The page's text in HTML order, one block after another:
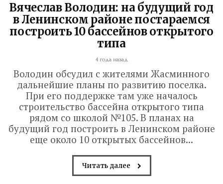
Вячеслав Володин: на будущий год
в Ленинском районе постараемся
построить 10 бассейнов открытого
типа
4 года назад
Володин обсудил с жителями Жасминного
дальнейшие планы по развитию поселка.
При его поддержке там уже началось
строительство бассейна открытого типа
рядом со школой №105. В планах на
будущий год построить в Ленинском районе
еще около 10 открытых бассейнов...
Читать далее
Володин о СПАСЕНИИ
здания колледжа
радиоэлектроники
им. Яблочкова СГУ